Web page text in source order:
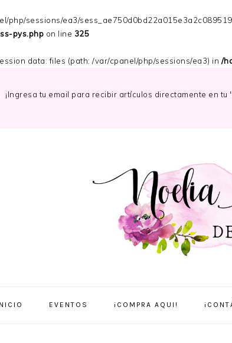
php/sessions/ea3/
pys.php on line 325
data: files (path: /var/cpanel/php/sessions/ea3) in /
¡Ingresa tu email para recibir artículos directamente en tu
EVENTOS ¡COMPRA AQUI!